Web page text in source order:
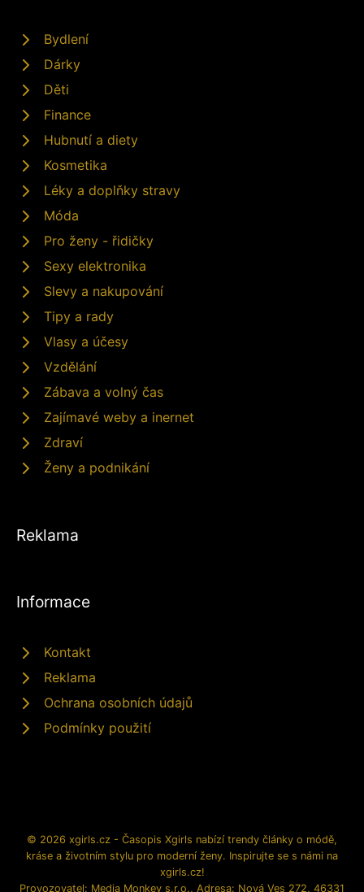
Bydlení
Dárky
Děti
Finance
Hubnutí a diety
Kosmetika
Léky a doplňky stravy
Móda
Pro ženy - řidičky
Sexy elektronika
Slevy a nakupování
Tipy a rady
Vlasy a účesy
Vzdělání
Zábava a volný čas
Zajímavé weby a inernet
Zdraví
Ženy a podnikání
Reklama
Informace
Kontakt
Reklama
Ochrana osobních údajů
Podmínky použití
© 2026 xgirls.cz - Časopis Xgirls nabízí trendy články o módě,
kráse a životním stylu pro moderní ženy. Inspirujte se s námi na
xgirls.cz!
Provozovatel: Media Monkey s.r.o., Adresa: Nová Ves 272, 46331